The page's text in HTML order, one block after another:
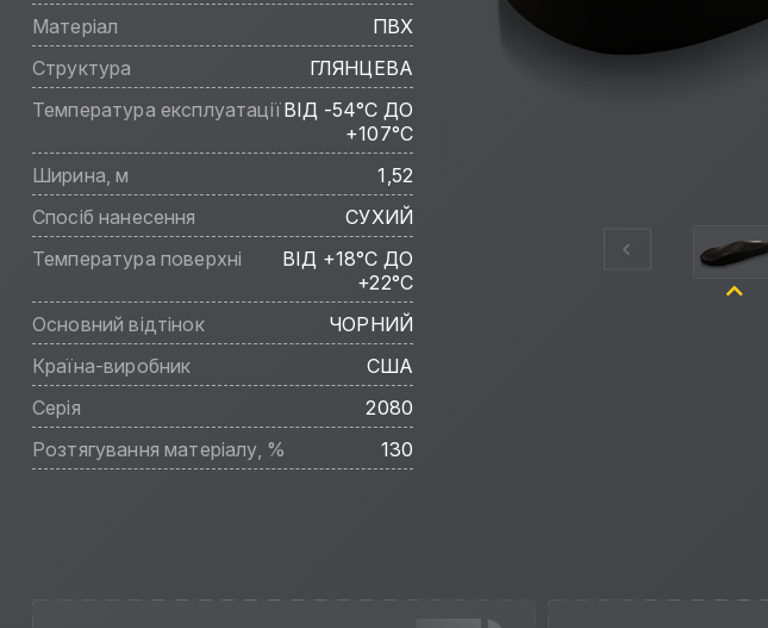
Матеріал
ПВХ
Структура
ГЛЯНЦЕВА
Температура експлуатаціїВІД -54°C ДО
+107°C
Ширина, м
1,52
Спосіб нанесення
СУХИЙ
Температура поверхні
ВІД +18°C ДО
+22°C
Основний відтінок
ЧОРНИЙ
Країна-виробник
США
Серія
2080
Розтягування матеріалу, %
130